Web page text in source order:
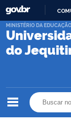
do
MINISTÉRIO DA